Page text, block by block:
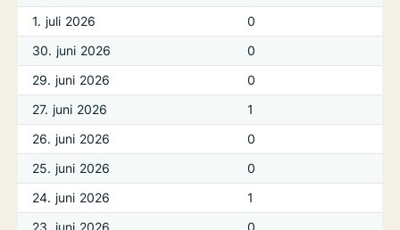
1. juli 2026
0
30. juni 2026
0
29. juni 2026
0
27. juni 2026
1
26. juni 2026
0
25. juni 2026
0
24. juni 2026
1
23. juni 2026
0